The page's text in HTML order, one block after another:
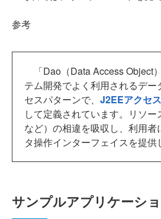
参考
「Dao（Data Access Object
テム開発でよく利用されるデー
セスパターンで、 J2EEアクセ
して定義されています。リソ
など）の相違を吸収し、利用者
タ操作インターフェイスを提供
サンプルアプリケーシ